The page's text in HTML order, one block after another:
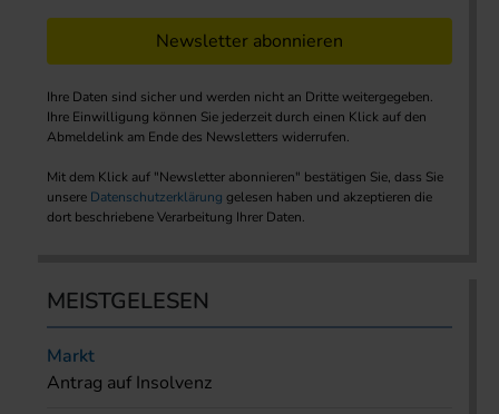
Newsletter abonnieren
Ihre Daten sind sicher und werden nicht an Dritte weitergegeben.
Ihre Einwilligung können Sie jederzeit durch einen Klick auf den
Abmeldelink am Ende des Newsletters widerrufen.
Mit dem Klick auf "Newsletter abonnieren" bestätigen Sie, dass Sie
unsere Datenschutzerklärung gelesen haben und akzeptieren die
dort beschriebene Verarbeitung Ihrer Daten.
MEISTGELESEN
Markt
Antrag auf Insolvenz